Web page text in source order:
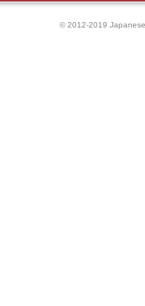
© 2012-2019